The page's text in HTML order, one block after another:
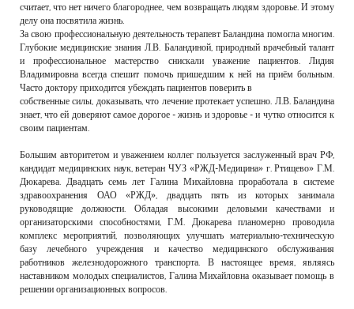
считает, что нет ничего благороднее, чем возвращать людям здоровье. И этому
делу она посвятила жизнь.
За свою профессиональную деятельность терапевт Баландина помогла многим.
Глубокие медицинские знания Л.В. Баландиной, природный врачебный талант
и профессиональное мастерство снискали уважение пациентов. Лидия
Владимировна всегда спешит помочь пришедшим к ней на приём больным.
Часто доктору приходится убеждать пациентов поверить в
собственные силы, доказывать, что лечение протекает успешно. Л.В. Баландина
знает, что ей доверяют самое дорогое - жизнь и здоровье - и чутко относится к
своим пациентам.
Большим авторитетом и уважением коллег пользуется заслуженный врач РФ,
кандидат медицинских наук, ветеран ЧУЗ «РЖД-Медицина» г. Ртищево» Г.М.
Дюкарева. Двадцать семь лет Галина Михайловна проработала в системе
здравоохранения ОАО «РЖД», двадцать пять из которых занимала
руководящие должности. Обладая высокими деловыми качествами и
организаторскими способностями, Г.М. Дюкарева планомерно проводила
комплекс мероприятий, позволяющих улучшать материально-техническую
базу лечебного учреждения и качество медицинского обслуживания
работников железнодорожного транспорта. В настоящее время, являясь
наставником молодых специалистов, Галина Михайловна оказывает помощь в
решении организационных вопросов.